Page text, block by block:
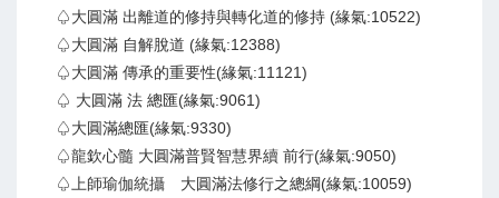
♤大圓滿 出離道的修持與轉化道的修持 (緣氣:10522)
♤大圓滿 自解脫道 (緣氣:12388)
♤大圓滿 傳承的重要性(緣氣:11121)
♤ 大圓滿 法 總匯(緣氣:9061)
♤大圓滿總匯(緣氣:9330)
♤龍欽心髓 大圓滿普賢智慧界續 前行(緣氣:9050)
♤上師瑜伽統攝 大圓滿法修行之總綱(緣氣:10059)